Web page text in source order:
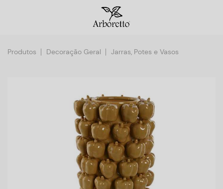
Produtos Decoração Geral Jarras, Potes e Vasos